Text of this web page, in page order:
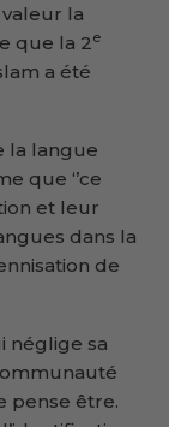
la
que la 2e
a été
la langue
que ‘’ce
et leur
dans la
de
néglige sa
pense être.